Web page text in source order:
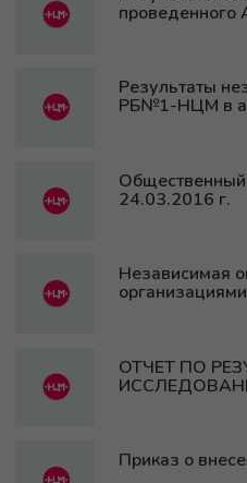
Результаты
РБ№1-НЦМ в
24.03.2016 г.
Независимая
ОТЧЕТ ПО
Приказ о